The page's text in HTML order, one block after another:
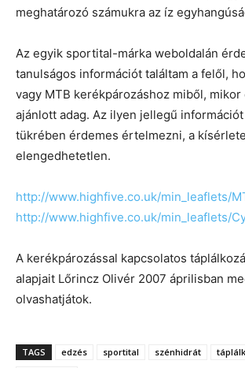
meghatározó számukra az íz
Az egyik sportital-márka weboldalán
tanulságos információt találtam a felől,
vagy MTB kerékpározáshoz miből, mikor
ajánlott adag. Az ilyen jellegű
tükrében érdemes értelmezni, a
elengedhetetlen.
http://www.highfive.co.uk/min_leaflets/
http://www.highfive.co.uk/min_leaflets/
A kerékpározással kapcsolatos
alapjait Lőrincz Olivér 2007 áprilisban
olvashatjátok.
TAGS edzés sportital szénhidrát